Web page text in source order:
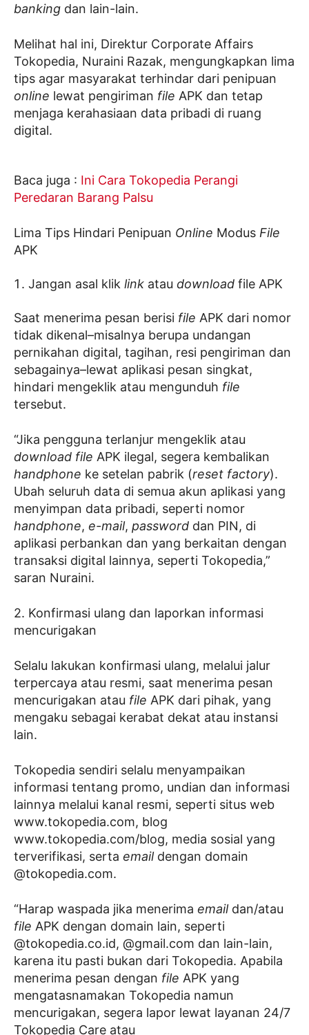
banking dan lain-lain.
Melihat hal ini, Direktur Corporate Affairs
Tokopedia, Nuraini Razak, mengungkapkan lima
tips agar masyarakat terhindar dari penipuan
online lewat pengiriman file APK dan tetap
menjaga kerahasiaan data pribadi di ruang
digital.
Baca juga : Ini Cara Tokopedia Perangi
Peredaran Barang Palsu
Lima Tips Hindari Penipuan Online Modus File
APK
Jangan asal klik link atau download file APK
Saat menerima pesan berisi file APK dari nomor
tidak dikenal–misalnya berupa undangan
pernikahan digital, tagihan, resi pengiriman dan
sebagainya–lewat aplikasi pesan singkat,
hindari mengeklik atau mengunduh file
tersebut.
“Jika pengguna terlanjur mengeklik atau
download file APK ilegal, segera kembalikan
handphone ke setelan pabrik (reset factory).
Ubah seluruh data di semua akun aplikasi yang
menyimpan data pribadi, seperti nomor
handphone, e-mail, password dan PIN, di
aplikasi perbankan dan yang berkaitan dengan
transaksi digital lainnya, seperti Tokopedia,”
saran Nuraini.
2. Konfirmasi ulang dan laporkan informasi
mencurigakan
Selalu lakukan konfirmasi ulang, melalui jalur
terpercaya atau resmi, saat menerima pesan
mencurigakan atau file APK dari pihak, yang
mengaku sebagai kerabat dekat atau instansi
lain.
Tokopedia sendiri selalu menyampaikan
informasi tentang promo, undian dan informasi
lainnya melalui kanal resmi, seperti situs web
www.tokopedia.com, blog
www.tokopedia.com/blog, media sosial yang
terverifikasi, serta emaildengan domain
@tokopedia.com.
“Harap waspada jika menerima emaildan/atau
file APK dengan domain lain, seperti
@tokopedia.co.id, @gmail.com dan lain-lain,
karena itu pasti bukan dari Tokopedia. Apabila
menerima pesan dengan file APK yang
mengatasnamakan Tokopedia namun
mencurigakan, segera lapor lewat layanan 24/7
Tokopedia Care atau